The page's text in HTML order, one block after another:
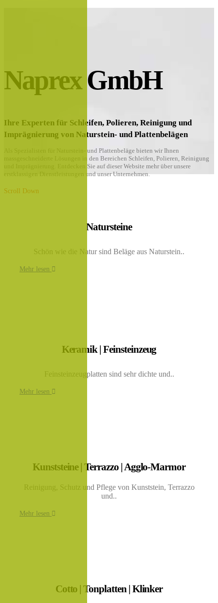
Naprex GmbH
Ihre Experten für Schleifen, Polieren, Reinigung und
Imprägnierung von Naturstein- und Plattenbelägen
Als Spezialisten für Naturstein- und Plattenbeläge bieten wir Ihnen
massgeschneiderte Lösungen in den Bereichen Schleifen, Polieren, Reinigung
und Imprägnierung. Entdecken Sie auf dieser Website mehr über unsere
erstklassigen Dienstleistungen und unser Unternehmen.
Scroll Down
Natursteine
Schön wie die Natur sind Beläge aus Naturstein..
Mehr lesen
Keramik | Feinsteinzeug
Feinsteinzeugplatten sind sehr dichte und..
Mehr lesen
Kunststeine | Terrazzo | Agglo-Marmor
Reinigung, Schutz und Pflege von Kunststein, Terrazzo
und..
Mehr lesen
Cotto | Tonplatten | Klinker